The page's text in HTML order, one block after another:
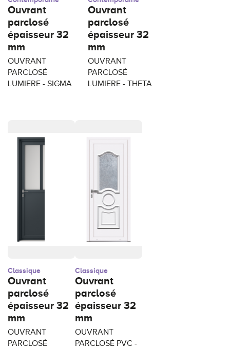
Ouvrant
parclosé
épaisseur 32
mm
OUVRANT
PARCLOSÉ
LUMIERE - SIGMA
Ouvrant
parclosé
épaisseur 32
mm
OUVRANT
PARCLOSÉ
LUMIERE - THETA
Classique
Ouvrant
parclosé
épaisseur 32
mm
OUVRANT
PARCLOSÉ
Classique
Ouvrant
parclosé
épaisseur 32
mm
OUVRANT
PARCLOSÉ PVC -